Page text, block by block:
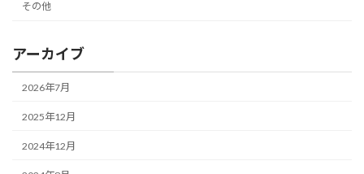
その他
アーカイブ
2026年7月
2025年12月
2024年12月